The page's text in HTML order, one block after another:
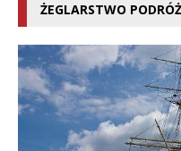
ŻEGLARSTWO